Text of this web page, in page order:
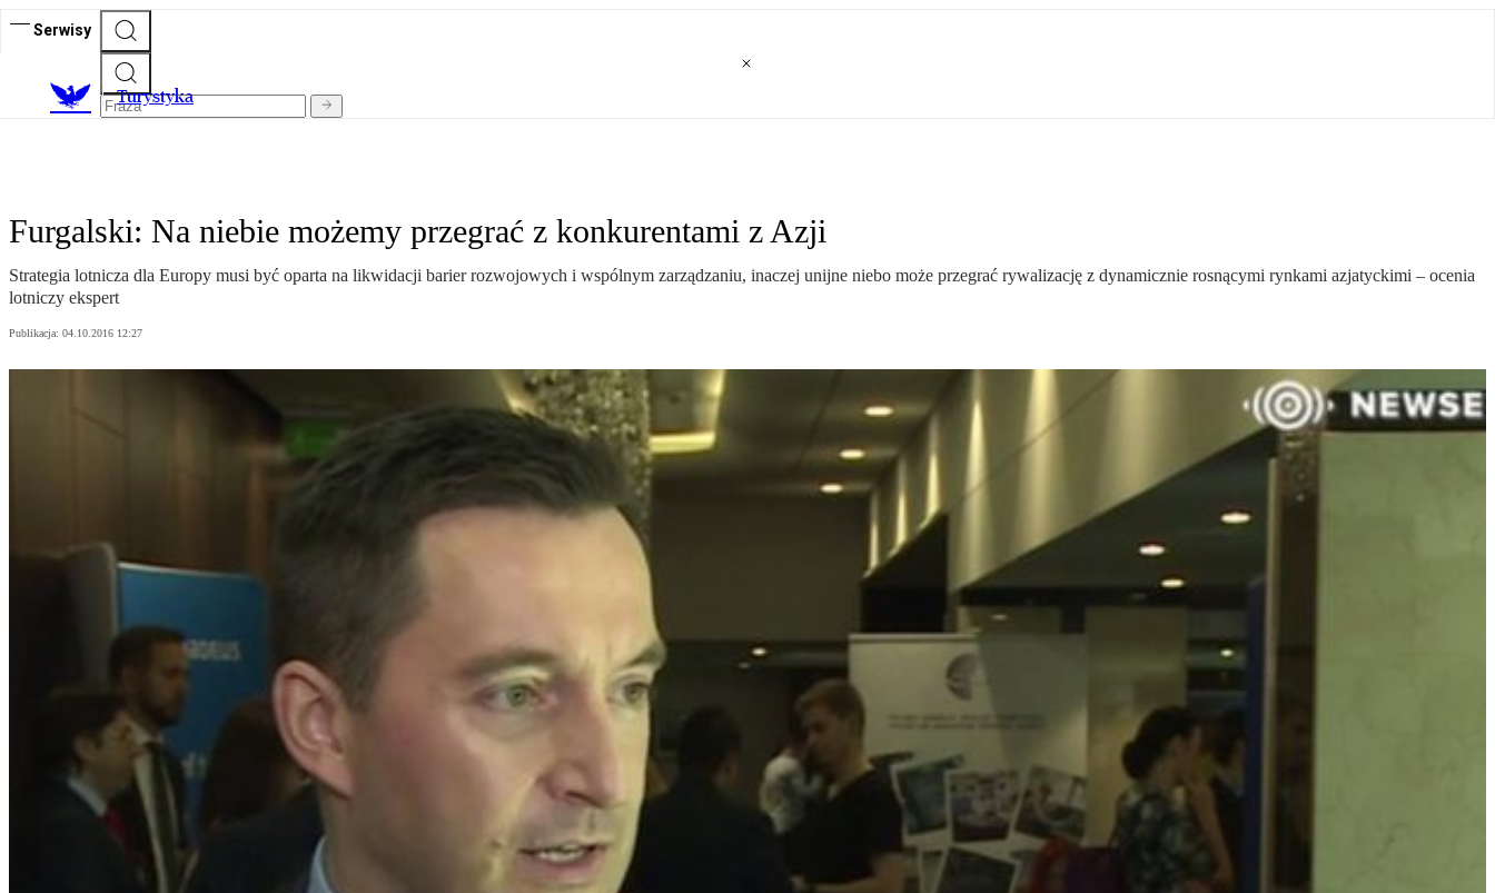
Serwisy
Turystyka
Furgalski: Na niebie możemy przegrać z konkurentami z Azji
Strategia lotnicza dla Europy musi być oparta na likwidacji barier rozwojowych i wspólnym zarządzaniu, inaczej unijne niebo może przegrać rywalizację z dynamicznie rosnącymi rynkami azjatyckimi – ocenia
lotniczy ekspert
Publikacja: 04.10.2016 12:27